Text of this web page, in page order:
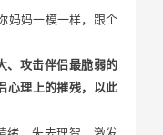
妈妈一模一样，跟个
、攻击伴侣最脆弱的
心理上的摧残，以此
绪，失去理智，激发